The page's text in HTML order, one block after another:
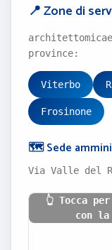
📍 Zone di
province:
Viterbo
Frosinone
🗺️ Sede
Via Valle del
👆 Tocca
con la